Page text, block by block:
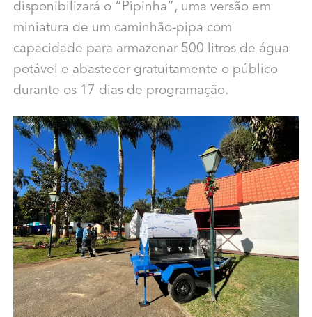
disponibilizará o “Pipinha”, uma versão em
miniatura de um caminhão-pipa com
capacidade para armazenar 500 litros de água
potável e abastecer gratuitamente o público
durante os 17 dias de programação.